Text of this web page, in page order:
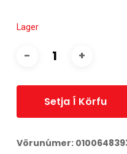
Lager
Setja Í Körfu
Vörunúmer: